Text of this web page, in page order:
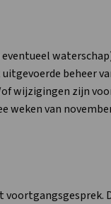
beheer
wijzigingen zijn
weken van